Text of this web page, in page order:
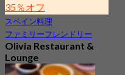
35％オフ
スペイン料理
ファミリーフレンドリー
Olivia Restaurant &
Lounge
新着